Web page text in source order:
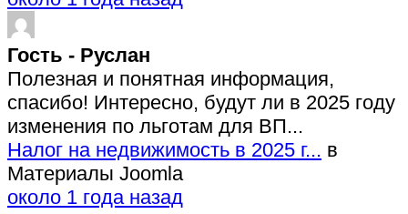
Гость - Руслан
Полезная и понятная информация,
спасибо! Интересно, будут ли в 2025 году
изменения по льготам для ВП...
Налог на недвижимость в 2025 г... в
Материалы Joomla
около 1 года назад